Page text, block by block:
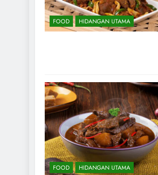
FOOD HIDANGAN UTAMA
FOOD HIDANGAN UTAMA